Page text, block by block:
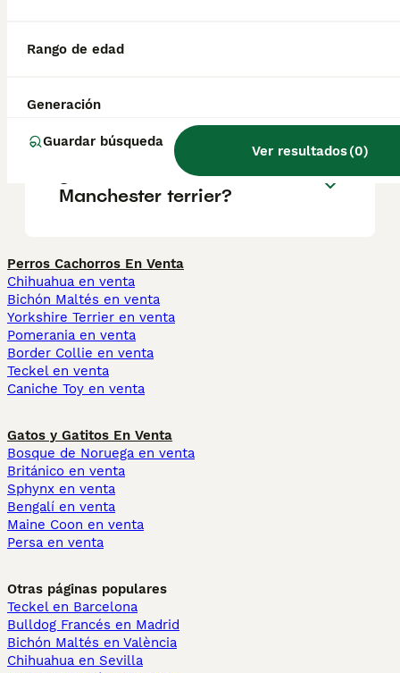
Rango de edad
Generación
Guardar búsqueda
Ver resultados(0)
tranquilo?
¿Qué tamaño tiene un
Manchester terrier?
Perros Cachorros En Venta
Chihuahua en venta
Bichón Maltés en venta
Yorkshire Terrier en venta
Pomerania en venta
Border Collie en venta
Teckel en venta
Caniche Toy en venta
Gatos y Gatitos En Venta
Bosque de Noruega en venta
Británico en venta
Sphynx en venta
Bengalí en venta
Maine Coon en venta
Persa en venta
Otras páginas populares
Teckel en Barcelona
Bulldog Francés en Madrid
Bichón Maltés en València
Chihuahua en Sevilla